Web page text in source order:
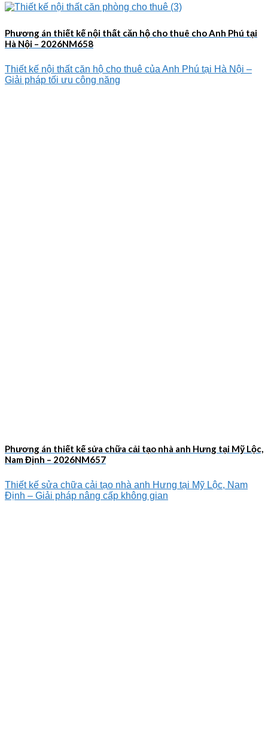
Phương án thiết kế nội thất căn hộ cho thuê cho Anh Phú tại
Hà Nội – 2026NM658
Thiết kế nội thất căn hộ cho thuê của Anh Phú tại Hà Nội –
Giải pháp tối ưu công năng
Phương án thiết kế sửa chữa cải tạo nhà anh Hưng tại Mỹ Lộc,
Nam Định – 2026NM657
Thiết kế sửa chữa cải tạo nhà anh Hưng tại Mỹ Lộc, Nam
Định – Giải pháp nâng cấp không gian